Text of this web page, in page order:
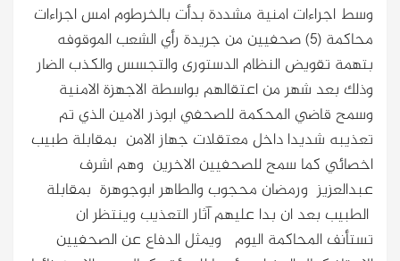
وسط اجراءات امنية مشددة بدأت بالخرطوم امس اجراءات
محاكمة (5) صحفيين من جريدة رأي الشعب الموقوفه
بتهمة تقويض النظام الدستورى والتجسس والكذب الضار
وذلك بعد شهر من اعتقالهم بواسطة الاجهزة الامنية
وسمح قاضي المحكمة للصحفي ابوذر الامين الذي تم
تعذيبه شديدا داخل معتقلات جهاز الامن بمقابلة طبيب
اخصائي كما سمح للصحفيين الاخرين وهم اشرف
عبدالعزيز ورمضان محجوب والطاهر ابوجوهرة بمقابلة
الطبيب بعد ان بدا عليهم آثار التعذيب وينتظر ان
تستأنف المحاكمة اليوم ويمثل الدفاع عن الصحفيين